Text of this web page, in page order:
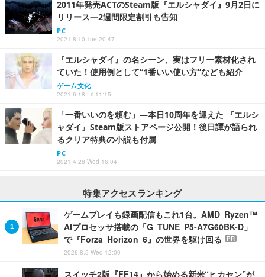
2011年発売ACTのSteam版『エルシャダイ』9月2日に
リリース―2週間限定割引も告知
PC
2021.8.10 Tue 20:47
『エルシャダイ』の名シーン、実はフリー素材化され
ていた！使用例として“1番いい使い方”なども紹介
ゲーム文化
2021.6.18 Fri 11:15
「一番いいのを頼む」―本日10周年を迎えた 『エルシ
ャダイ』Steam版ストアページ公開！後日譚が語られ
るクリア特典の小説も付属
PC
2021.4.28 Wed 16:04
特集アクセスランキング
ゲームプレイも録画配信もこれ1台。AMD Ryzen™
AIプロセッサ搭載の「G TUNE P5-A7G60BK-D」
で『Forza Horizon 6』の世界を駆け回る
PR
2026.8.5 Wed 12:00
スイッチ2版『FF14』から始める新米“ヒカセン”が